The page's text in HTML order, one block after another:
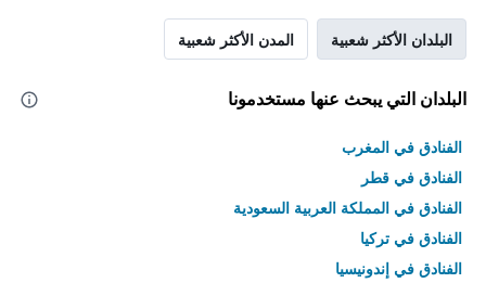
البلدان الأكثر شعبية المدن الأكثر شعبية
البلدان التي يبحث عنها مستخدمونا
الفنادق في المغرب
الفنادق في قطر
الفنادق في المملكة العربية السعودية
الفنادق في تركيا
الفنادق في إندونيسيا